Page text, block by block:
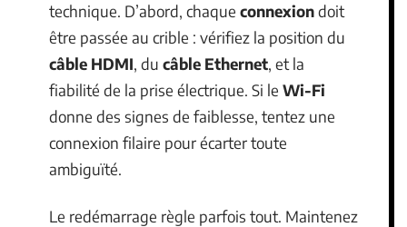
technique. D’abord, chaque connexiondoit
être passée au crible : vérifiez la position du
câble HDMI, du câble Ethernet, et la
fiabilité de la prise électrique. Si le Wi-Fi
donne des signes de faiblesse, tentez une
connexion filaire pour écarter toute
ambiguïté.
Le redémarrage règle parfois tout. Maintenez